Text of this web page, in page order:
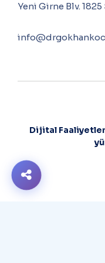
Yeni Girne Blv. 1825
Dijital